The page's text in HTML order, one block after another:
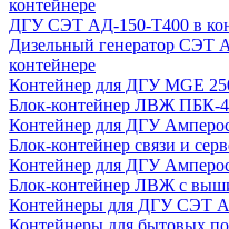
контейнере
ДГУ СЭТ АД-150-Т400 в
Дизельный генератор СЭТ
контейнере
Контейнер для ДГУ MGE
Блок-контейнер ЛВЖ ПБК-4
Контейнер для ДГУ
Блок-контейнер связи и
Контейнер для ДГУ
Блок-контейнер ЛВЖ с
Контейнеры для ДГУ СЭТ
Контейнеры для бытовых